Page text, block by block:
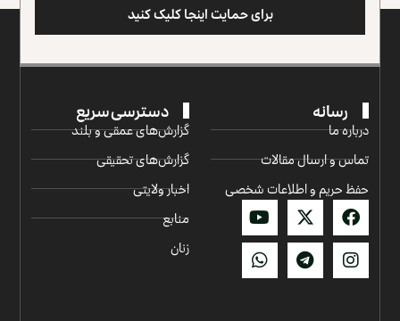
برای حمایت اینجا کلیک کنید
رسانه
درباره ما
تماس و ارسال مقالات
حفظ حریم و اطلاعات شخصی
دسترسی سریع
گزارش‌‌های عمقی و بلند
گزارش‌های تحقیقی
اخبار ولایتی
منابع
زنان